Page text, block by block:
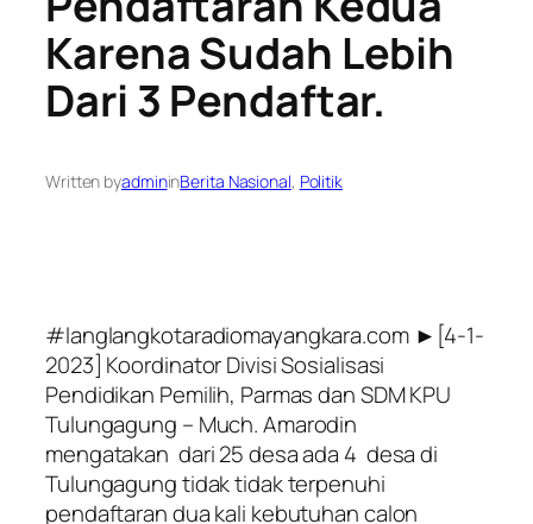
Karena Sudah Lebih
Dari 3 Pendaftar.
Written byadmininBerita Nasional, Politik
#langlangkotaradiomayangkara.com ►[4-1-
2023] Koordinator Divisi Sosialisasi
Pendidikan Pemilih, Parmas dan SDM KPU
Tulungagung – Much. Amarodin
mengatakan dari 25 desa ada 4 desa di
Tulungagung tidak tidak terpenuhi
pendaftaran dua kali kebutuhan calon